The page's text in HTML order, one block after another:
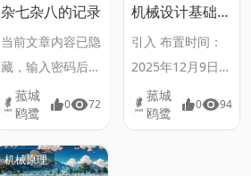
杂七杂八的记录
当前文章内容已隐
藏，输入密码后可
见。
菰城
鸥鹭
0 72
机械设计基础
蓝皮书 P254
13-25
引入 布置时间：
2025年12月9日下
午 机械设计基础
蓝皮书 P254 13-
菰城
鸥鹭
0 94
机械原理